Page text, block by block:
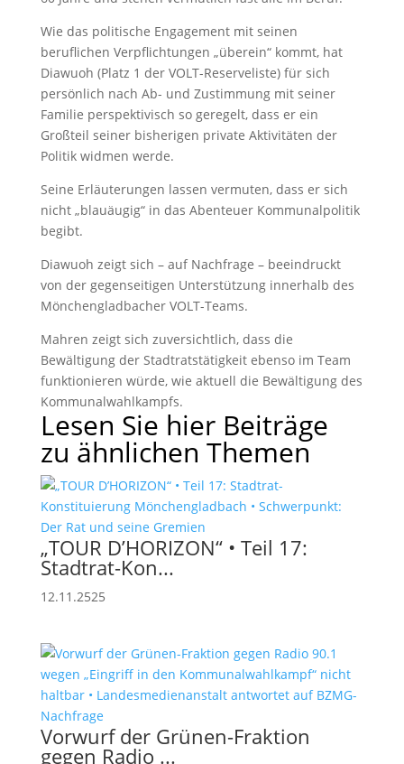
Wie das politische Engagement mit seinen
beruflichen Verpflichtungen „überein“ kommt, hat
Diawuoh (Platz 1 der VOLT-Reserveliste) für sich
persönlich nach Ab- und Zustimmung mit seiner
Familie perspektivisch so geregelt, dass er ein
Großteil seiner bisherigen private Aktivitäten der
Politik widmen werde.
Seine Erläuterungen lassen vermuten, dass er sich
nicht „blauäugig“ in das Abenteuer Kommunalpolitik
begibt.
Diawuoh zeigt sich – auf Nachfrage – beeindruckt
von der gegenseitigen Unterstützung innerhalb des
Mönchengladbacher VOLT-Teams.
Mahren zeigt sich zuversichtlich, dass die
Bewältigung der Stadtratstätigkeit ebenso im Team
funktionieren würde, wie aktuell die Bewältigung des
Kommunalwahlkampfs.
Lesen Sie hier Beiträge
zu ähnlichen Themen
„TOUR D’HORIZON“ • Teil 17:
Stadtrat-Kon...
12.11.2525
Vorwurf der Grünen-Fraktion
gegen Radio ...